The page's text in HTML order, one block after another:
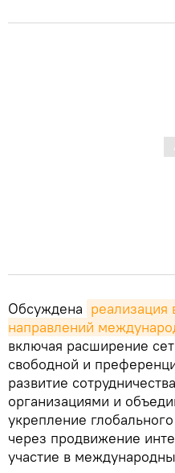
Обсуждена
направлений
включая расширение
свободной и
развитие
организациями и
укрепление
через продвижение
участие в